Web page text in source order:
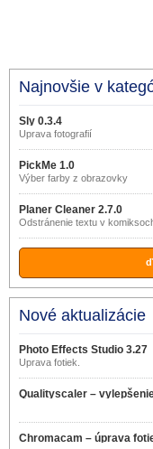
Najnovšie v
Sly 0.3.4
Úprava fotografií
PickMe 1.0
Výber farby z obrazovky
Planer Cleaner 2.7.0
Odstránenie textu v
Nové aktualizácie
Photo Effects Studio 3.27
Úprava fotiek.
Qualityscaler –
Chromacam – úprava